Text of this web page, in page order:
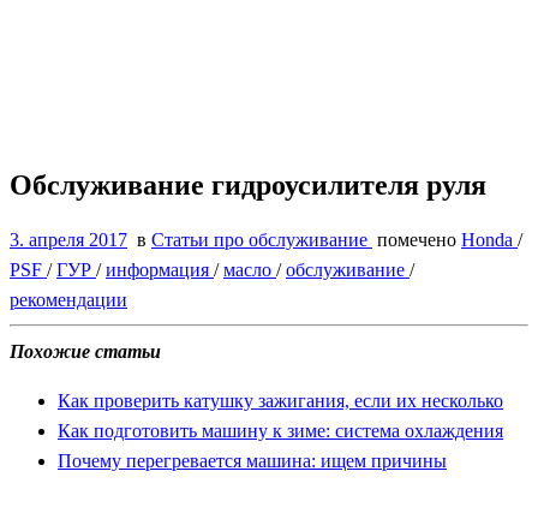
Обслуживание гидроусилителя руля
3. апреля 2017 в Статьи про обслуживание помечено Honda /
PSF /ГУР /информация /масло /обслуживание /
рекомендации
Похожие статьи
Как проверить катушку зажигания, если их несколько
Как подготовить машину к зиме: система охлаждения
Почему перегревается машина: ищем причины